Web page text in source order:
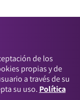
de los
propias y de
a través de su
su uso. Política